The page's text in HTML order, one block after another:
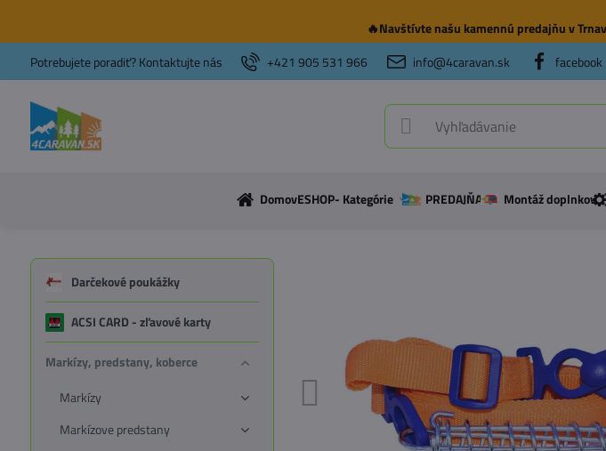
🔥Navštívte našu kamennú predajňuv
Potrebujete poradiť? Kontaktujte nás
+421 905 531 966 info@4caravan.sk facebook
DomovESHOP- Kategórie PREDAJŇA Montáž doplnkov
Darčekové poukážky
ACSI CARD - zľavové karty
Markízy, predstany, koberce
Markízy
Markízove predstany